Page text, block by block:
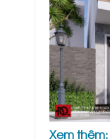
Xem thêm: